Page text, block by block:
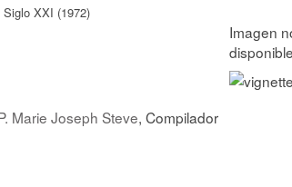
XXI (1972)
Marie Joseph Steve, Compilador